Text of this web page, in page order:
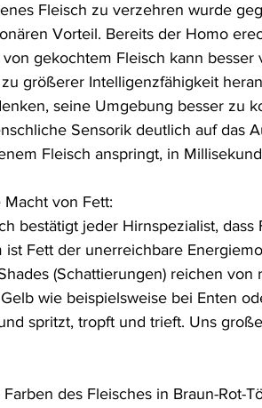
Fleisch zu verzehren wurde
Vorteil. Bereits der Homo
von gekochtem Fleisch kann
größerer Intelligenzfähigkeit
seine Umgebung besser zu
Sensorik deutlich auf das
Fleisch anspringt, in
Macht von Fett:
bestätigt jeder Hirnspezialist,
ist Fett der unerreichbare
(Schattierungen) reichen
wie beispielsweise bei Enten
spritzt, tropft und trieft. Uns
Farben des Fleisches in Braun-Rot-